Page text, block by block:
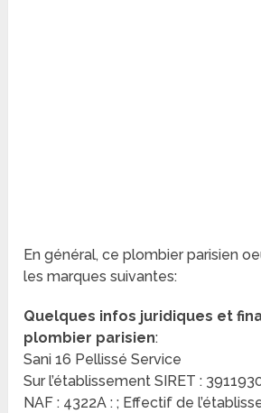
En général, ce plombier parisien
les marques suivantes:
Quelques infos juridiques et
plombier parisien:
Sani 16 Pellissé Service
Sur l’établissement SIRET :
NAF : 4322A : ; Effectif de